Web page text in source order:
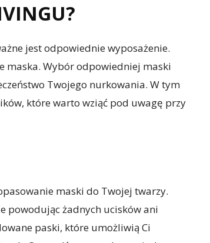
jest odpowiednie wyposażenie.
maska. Wybór odpowiedniej maski
Twojego nurkowania. W tym
które warto wziąć pod uwagę przy
maski do Twojej twarzy.
powodując żadnych ucisków ani
paski, które umożliwią Ci